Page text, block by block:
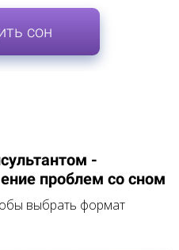
сон
-
проблем со сном
выбрать формат